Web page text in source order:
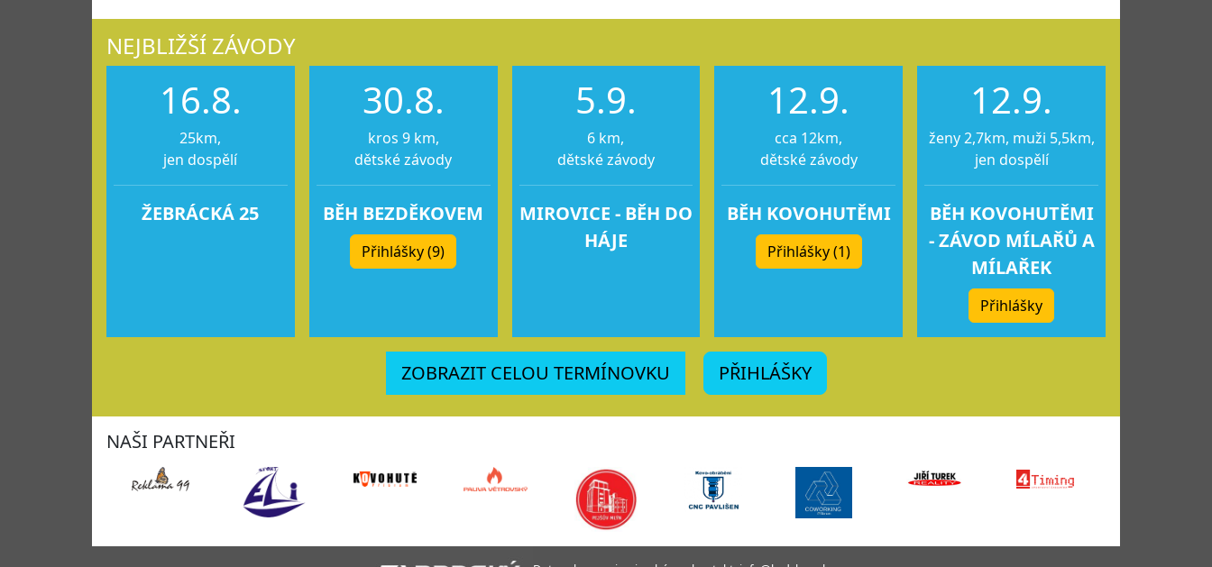
NEJBLIŽŠÍ ZÁVODY
16.8.
25km,
jen dospělí
ŽEBRÁCKÁ 25
30.8.
kros 9 km,
dětské závody
BĚH BEZDĚKOVEM
Přihlášky (9)
5.9.
6 km,
dětské závody
MIROVICE - BĚH DO
HÁJE
12.9.
cca 12km,
dětské závody
BĚH KOVOHUTĚMI
Přihlášky (1)
12.9.
ženy 2,7km, muži 5,5km,
jen dospělí
BĚH KOVOHUTĚMI
- ZÁVOD MÍLAŘŮ A
MÍLAŘEK
Přihlášky
ZOBRAZIT CELOU TERMÍNOVKU PŘIHLÁŠKY
NAŠI PARTNEŘI